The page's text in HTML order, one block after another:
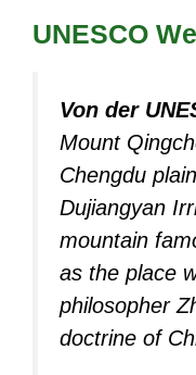
UNESCO
Von der
Mount
Chengdu
Dujiangyan
mountain
as the place
philosopher
doctrine of